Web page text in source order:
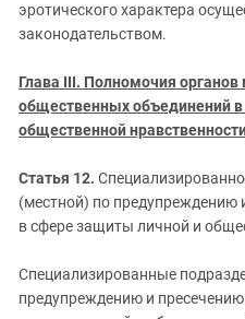
эротического характера
законодательством.
Глава III. Полномочия
общественных объединений
общественной
Статья 12.
(местной) по предупреждению
в сфере защиты личной и
Специализированные
предупреждению и